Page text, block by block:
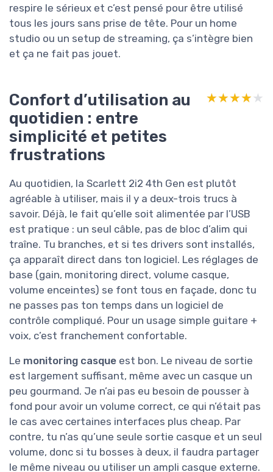
respire le sérieux et c’est pensé pour être utilisé
tous les jours sans prise de tête. Pour un home
studio ou un setup de streaming, ça s’intègre bien
et ça ne fait pas jouet.
Confort d’utilisation au
quotidien : entre
simplicité et petites
frustrations
★★★★★
★★★★★
Au quotidien, la Scarlett 2i2 4th Gen est plutôt
agréable à utiliser, mais il y a deux-trois trucs à
savoir. Déjà, le fait qu’elle soit alimentée par l’USB
est pratique : un seul câble, pas de bloc d’alim qui
traîne. Tu branches, et si tes drivers sont installés,
ça apparaît direct dans ton logiciel. Les réglages de
base (gain, monitoring direct, volume casque,
volume enceintes) se font tous en façade, donc tu
ne passes pas ton temps dans un logiciel de
contrôle compliqué. Pour un usage simple guitare +
voix, c’est franchement confortable.
Le monitoring casque est bon. Le niveau de sortie
est largement suffisant, même avec un casque un
peu gourmand. Je n’ai pas eu besoin de pousser à
fond pour avoir un volume correct, ce qui n’était pas
le cas avec certaines interfaces plus cheap. Par
contre, tu n’as qu’une seule sortie casque et un seul
volume, donc si tu bosses à deux, il faudra partager
le même niveau ou utiliser un ampli casque externe.